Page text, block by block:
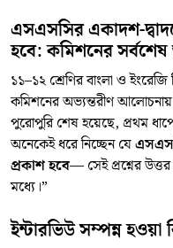
এসএসসির একাদশ-
হবে: কমিশনের
১১–১২ শ্রেণির বাংলা ও
কমিশনের অভ্যন্তরীণ
পুরোপুরি শেষ হয়েছে, প্রথম
অনেকেই ধরে নিচ্ছেন যে
প্রকাশ হবে— সেই প্রশ্নের উত্তর
মধ্যে।”
ইন্টারভিউ সম্পন্ন হওয়া